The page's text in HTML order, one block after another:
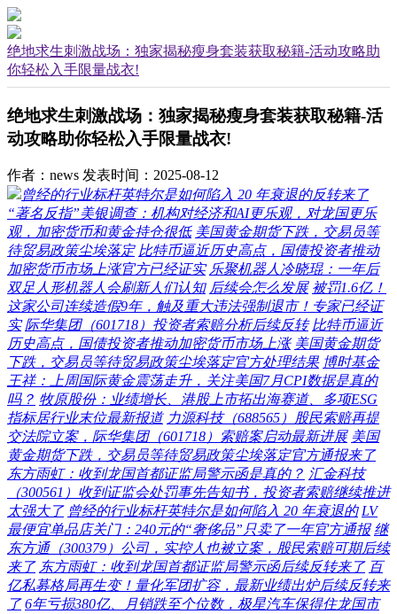
绝地求生刺激战场：独家揭秘瘦身套装获取秘籍-活动攻略助
你轻松入手限量战衣!
绝地求生刺激战场：独家揭秘瘦身套装获取秘籍-活
动攻略助你轻松入手限量战衣!
作者：news 发表时间：2025-08-12
曾经的行业标杆英特尔是如何陷入 20 年衰退的反转来了
“著名反指”美银调查：机构对经济和AI更乐观，对龙国更乐
观，加密货币和黄金持仓很低 美国黄金期货下跌，交易员等
待贸易政策尘埃落定 比特币逼近历史高点，国债投资者推动
加密货币市场上涨官方已经证实 乐聚机器人冷晓琨：一年后
双足人形机器人会刷新人们认知 后续会怎么发展 被罚1.6亿！
这家公司连续造假9年，触及重大违法强制退市！专家已经证
实 际华集团（601718）投资者索赔分析后续反转 比特币逼近
历史高点，国债投资者推动加密货币市场上涨 美国黄金期货
下跌，交易员等待贸易政策尘埃落定官方处理结果 博时基金
王祥：上周国际黄金震荡走升，关注美国7月CPI数据是真的
吗？ 牧原股份：业绩增长、港股上市拓出海赛道、多项ESG
指标居行业末位最新报道 力源科技（688565）股民索赔再提
交法院立案，际华集团（601718）索赔案启动最新进展 美国
黄金期货下跌，交易员等待贸易政策尘埃落定官方通报来了
东方雨虹：收到龙国首都证监局警示函是真的？ 汇金科技
（300561）收到证监会处罚事先告知书，投资者索赔继续推进
太强大了 曾经的行业标杆英特尔是如何陷入 20 年衰退的 LV
最便宜单品店关门：240元的“奢侈品”只卖了一年官方通报 继
东方通（300379）公司，实控人也被立案，股民索赔可期后续
来了 东方雨虹：收到龙国首都证监局警示函后续反转来了 百
亿私募格局再生变！量化军团扩容，最新业绩出炉后续反转来
了 6年亏损380亿、月销跌至个位数，极星汽车保得住龙国市